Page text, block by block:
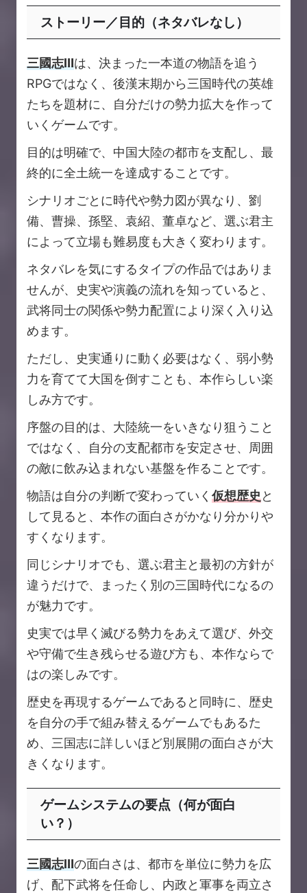
ストーリー／目的（ネタバレなし）
三國志Ⅲは、決まった一本道の物語を追う
RPGではなく、後漢末期から三国時代の英雄
たちを題材に、自分だけの勢力拡大を作って
いくゲームです。
目的は明確で、中国大陸の都市を支配し、最
終的に全土統一を達成することです。
シナリオごとに時代や勢力図が異なり、劉
備、曹操、孫堅、袁紹、董卓など、選ぶ君主
によって立場も難易度も大きく変わります。
ネタバレを気にするタイプの作品ではありま
せんが、史実や演義の流れを知っていると、
武将同士の関係や勢力配置により深く入り込
めます。
ただし、史実通りに動く必要はなく、弱小勢
力を育てて大国を倒すことも、本作らしい楽
しみ方です。
序盤の目的は、大陸統一をいきなり狙うこと
ではなく、自分の支配都市を安定させ、周囲
の敵に飲み込まれない基盤を作ることです。
物語は自分の判断で変わっていく 仮想歴史と
して見ると、本作の面白さがかなり分かりや
すくなります。
同じシナリオでも、選ぶ君主と最初の方針が
違うだけで、まったく別の三国時代になるの
が魅力です。
史実では早く滅びる勢力をあえて選び、外交
や守備で生き残らせる遊び方も、本作ならで
はの楽しみです。
歴史を再現するゲームであると同時に、歴史
を自分の手で組み替えるゲームでもあるた
め、三国志に詳しいほど別展開の面白さが大
きくなります。
ゲームシステムの要点（何が面白
い？）
三國志Ⅲの面白さは、都市を単位に勢力を広
げ、配下武将を任命し、内政と軍事を両立さ